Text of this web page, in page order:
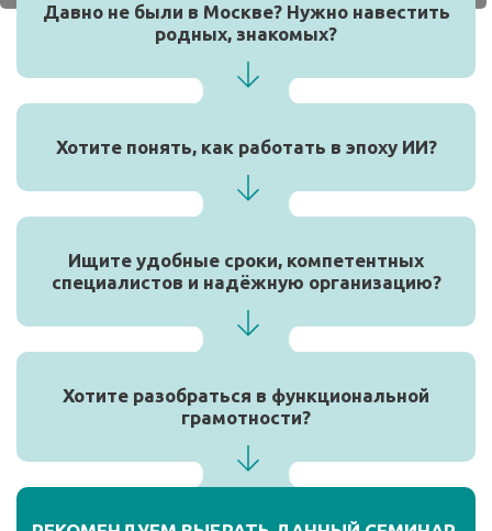
Давно не были в Москве? Нужно навестить
родных, знакомых?
Хотите понять, как работать в эпоху ИИ?
Ищите удобные сроки, компетентных
специалистов и надёжную организацию?
Хотите разобраться в функциональной
грамотности?